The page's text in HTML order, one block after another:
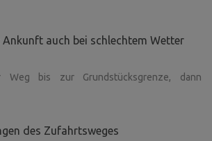
Ankunft auch bei schlechtem Wetter
Weg bis zur Grundstücksgrenze, dann
des Zufahrtsweges